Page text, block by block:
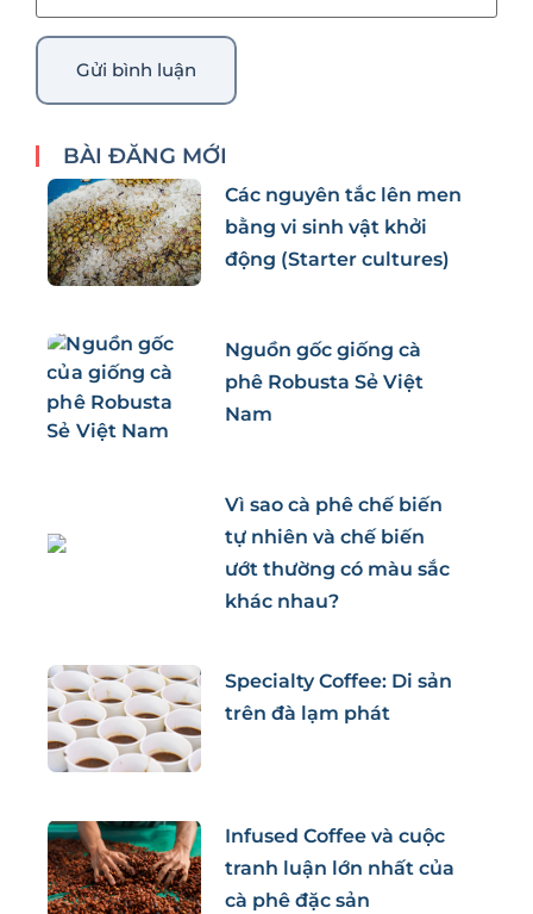
BÀI ĐĂNG MỚI
Các nguyên tắc lên men
bằng vi sinh vật khởi
động (Starter cultures)
Nguồn gốc giống cà
phê Robusta Sẻ Việt
Nam
Vì sao cà phê chế biến
tự nhiên và chế biến
ướt thường có màu sắc
khác nhau?
Specialty Coffee: Di sản
trên đà lạm phát
Infused Coffee và cuộc
tranh luận lớn nhất của
cà phê đặc sản